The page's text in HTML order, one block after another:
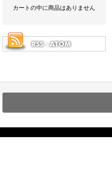
カートの中に商品はありません